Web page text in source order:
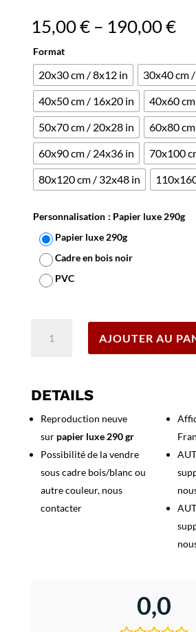
15,00€– 190,00€
Format
20x30 cm / 8x12 in
30x40 cm
40x50 cm / 16x20 in
40x60
50x70 cm / 20x28 in
60x80
60x90 cm / 24x36 in
70x100
80x120 cm / 32x48 in
Personnalisation : Papier luxe 290g
Papier luxe 290g
Cadre en bois noir
PVC
-
Mont
Marsan
Fêtes
AJOUTER AU
DETAILS
Reproduction neuve
sur papier luxe 290 gr
Possibilité de la vendre
sous cadre bois/blanc ou
autre couleur, nous
contacter
0,0